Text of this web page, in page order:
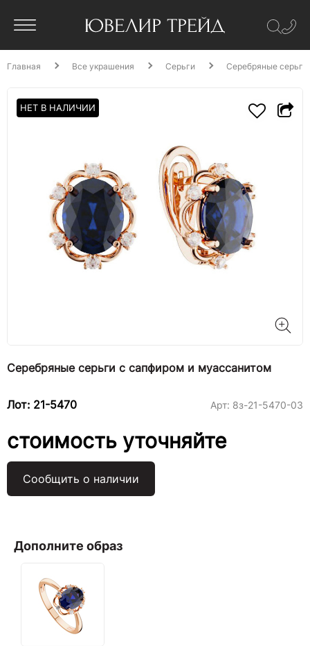
Главная Все украшения Серьги Серебряные
НЕТ В НАЛИЧИИ
Серебряные серьги с сапфиром и муассанитом
Лот: 21-5470 Арт: 8з-21-5470-03
стоимость уточняйте
Сообщить о наличии
Дополните образ